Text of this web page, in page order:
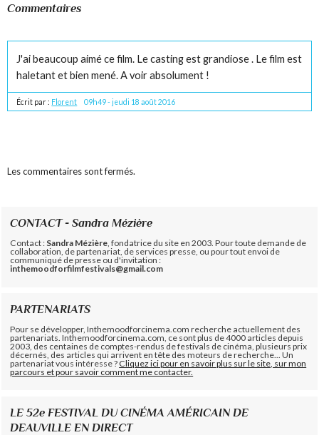
Commentaires
J'ai beaucoup aimé ce film. Le casting est grandiose . Le film est
haletant et bien mené. A voir absolument !
Écrit par : Florent 09h49- jeudi 18 août 2016
Les commentaires sont fermés.
CONTACT - Sandra Mézière
Contact : Sandra Mézière , fondatrice du site en 2003. Pour toute demande de
collaboration, de partenariat, de services presse, ou pour tout envoi de
communiqué de presse ou d'invitation :
inthemoodforfilmfestivals@gmail.com
PARTENARIATS
Pour se développer, Inthemoodforcinema.com recherche actuellement des
partenariats. Inthemoodforcinema.com, ce sont plus de 4000 articles depuis
2003, des centaines de comptes-rendus de festivals de cinéma, plusieurs prix
décernés, des articles qui arrivent en tête des moteurs de recherche... Un
partenariat vous intéresse ?Cliquez ici pour en savoir plus sur le site, sur mon
parcours et pour savoir comment me contacter.
LE 52e FESTIVAL DU CINÉMA AMÉRICAIN DE
DEAUVILLE EN DIRECT